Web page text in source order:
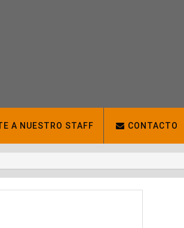
A NUESTRO STAFF CONTACTO